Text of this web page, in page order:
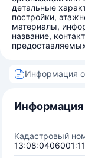
детальные
постройки,
материалы,
название,
Информация
Информация
Кадастровый